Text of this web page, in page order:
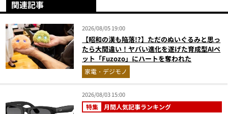
関連記事
2026/08/05 19:00
【昭和の漢も陥落!?】ただのぬいぐるみと思っ
たら大間違い！ヤバい進化を遂げた育成型AIペ
ット「Fuzozo」にハートを奪われた
家電・デジモノ
2026/08/03 15:00
特集 月間人気記事ランキング